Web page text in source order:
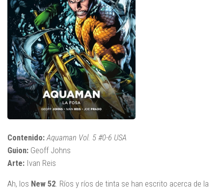
Contenido: Aquaman Vol. 5 #0-6 USA
Guion: Geoff Johns
Arte: Ivan Reis
Ah, los New 52. Ríos y ríos de tinta se han escrito acerca de la